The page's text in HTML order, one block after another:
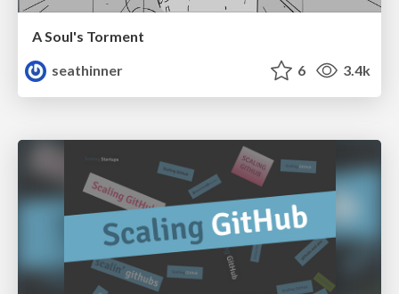
A Soul's Torment
seathinner
6 3.4k